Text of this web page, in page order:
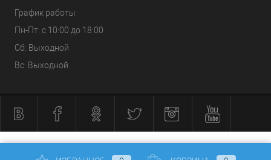
График работы
Пн-Пт: с 10:00 до 18:00
Сб: Выходной
Вс: Выходной